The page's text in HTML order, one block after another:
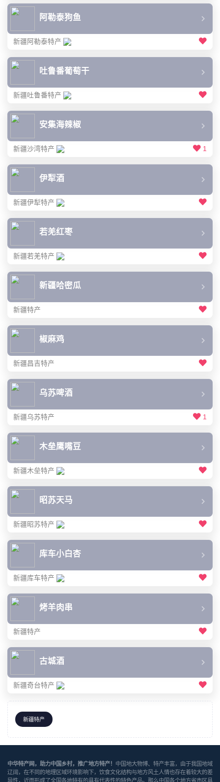
阿勒泰狗鱼
新疆阿勒泰特产
吐鲁番葡萄干
新疆吐鲁番特产
安集海辣椒
新疆沙湾特产 1
伊犁酒
新疆伊犁特产
若羌红枣
新疆若羌特产
新疆哈密瓜
新疆特产
椒麻鸡
新疆昌吉特产
乌苏啤酒
新疆乌苏特产 1
木垒鹰嘴豆
新疆木垒特产
昭苏天马
新疆昭苏特产
库车小白杏
新疆库车特产
烤羊肉串
新疆特产
古城酒
新疆奇台特产
新疆特产
中华特产网，助力中国乡村，推广地方特产！ 中国地大物博、特产丰富，由于我国地域
辽阔，在不同的地理区域环境影响下，饮食文化结构与地方风土人情也存在着较大的差
异性，近而形成了全国各地特有的具有代表性的特色产品。那么中国各个地方省市区县